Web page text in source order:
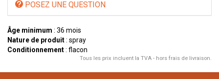
POSEZ UNE QUESTION
Âge minimum : 36 mois
Nature de produit: spray
Conditionnement: flacon
Tous les prix incluent la TVA - hors frais de livraison.